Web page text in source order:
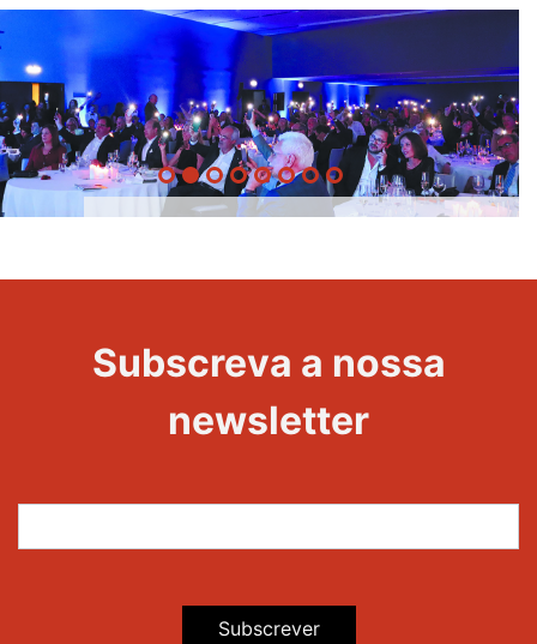
Evento
Maravilhas
Subscreva a nossa
newsletter
Subscrever